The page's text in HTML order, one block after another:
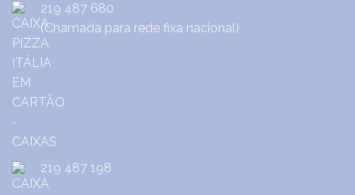
219 487 680
(Chamada para rede fixa nacional)
219 487 198